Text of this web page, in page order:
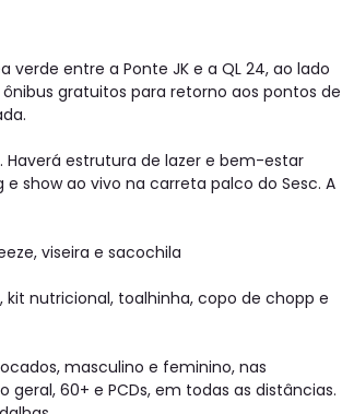
entre a Ponte JK e a QL 24, ao lado
ônibus gratuitos para retorno aos pontos de
estrutura de lazer e bem-estar
show ao vivo na carreta palco do Sesc. A
viseira e sacochila
nutricional, toalhinha, copo de chopp e
masculino e feminino, nas
60+ e PCDs, em todas as distâncias.